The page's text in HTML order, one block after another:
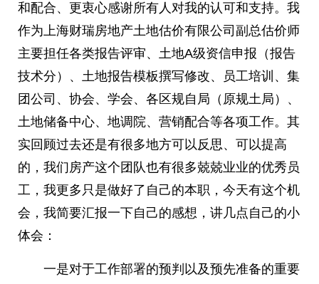
和配合、更衷心感谢所有人对我的认可和支持。我
作为上海财瑞房地产土地估价有限公司副总估价师
主要担任各类报告评审、土地A级资信申报（报告
技术分）、土地报告模板撰写修改、员工培训、集
团公司、协会、学会、各区规自局（原规土局）、
土地储备中心、地调院、营销配合等各项工作。其
实回顾过去还是有很多地方可以反思、可以提高
的，我们房产这个团队也有很多兢兢业业的优秀员
工，我更多只是做好了自己的本职，今天有这个机
会，我简要汇报一下自己的感想，讲几点自己的小
体会：
一是对于工作部署的预判以及预先准备的重要